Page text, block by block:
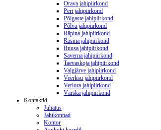
Orava jahipiirkond
Peri jahipiirkond
Põlgaste jahipiirkond
Põlva jahipiirkond
Räpina jahipiirkond
Rasina jahipiirkond
Ruusa jahipiirkond
Saverna jahipiirkond
Taevaskoja jahipiirkond
Valgjärve jahipiirkond
Veerksu jahipiirkond
Veriora jahipiirkond
Värska jahipiirkond
Kontaktid
Juhatus
Jahtkonnad
Kontor